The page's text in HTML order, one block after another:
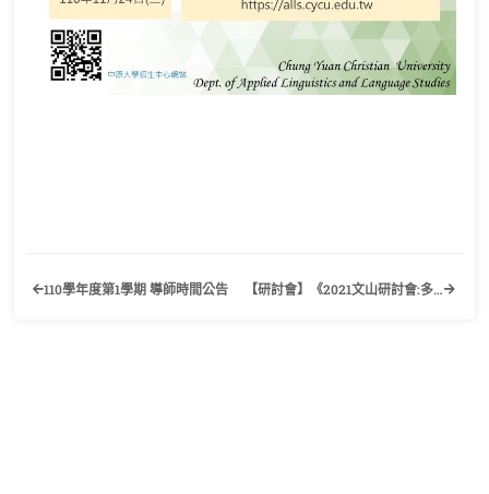
110學年度第1學期 導師時間公告 【研討會】《2021文山研討會:多模態英語教學法之趨勢與議題》國立政治大學英國語文學系